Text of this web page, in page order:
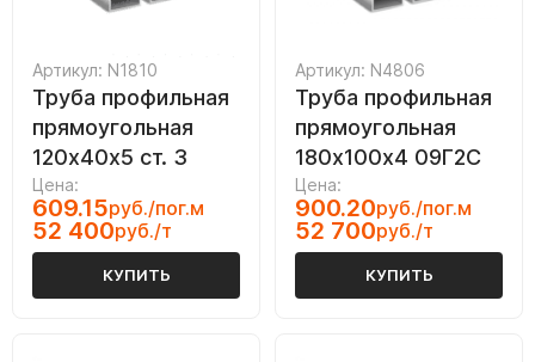
Артикул: N1810
Труба профильная
прямоугольная
120х40х5 ст. 3
Цена:
609.15руб./пог.м
52 400руб./т
КУПИТЬ
Артикул: N4806
Труба профильная
прямоугольная
180х100х4 09Г2С
Цена:
900.20руб./пог.м
52 700руб./т
КУПИТЬ